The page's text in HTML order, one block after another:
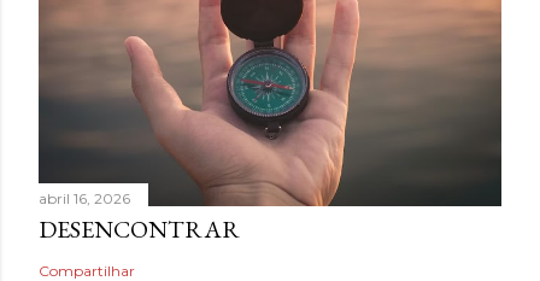
abril 16, 2026
DESENCONTRAR
Compartilhar